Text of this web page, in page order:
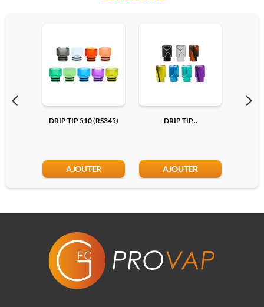
DRIP TIP 510 (RS345)
AJOUTER
DRIP TIP...
AJOUTER